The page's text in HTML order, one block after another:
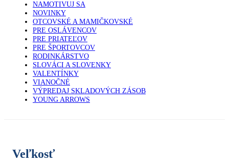
NAMOTIVUJ SA
NOVINKY
OTCOVSKÉ A MAMIČKOVSKÉ
PRE OSLÁVENCOV
PRE PRIATEĽOV
PRE ŠPORTOVCOV
RODINKÁRSTVO
SLOVÁCI A SLOVENKY
VALENTÍNKY
VIANOČNÉ
VÝPREDAJ SKLADOVÝCH ZÁSOB
YOUNG ARROWS
Veľkosť